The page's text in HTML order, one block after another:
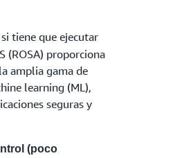
si tiene que ejecutar
(ROSA) proporciona
amplia gama de
learning (ML),
seguras y
(poco